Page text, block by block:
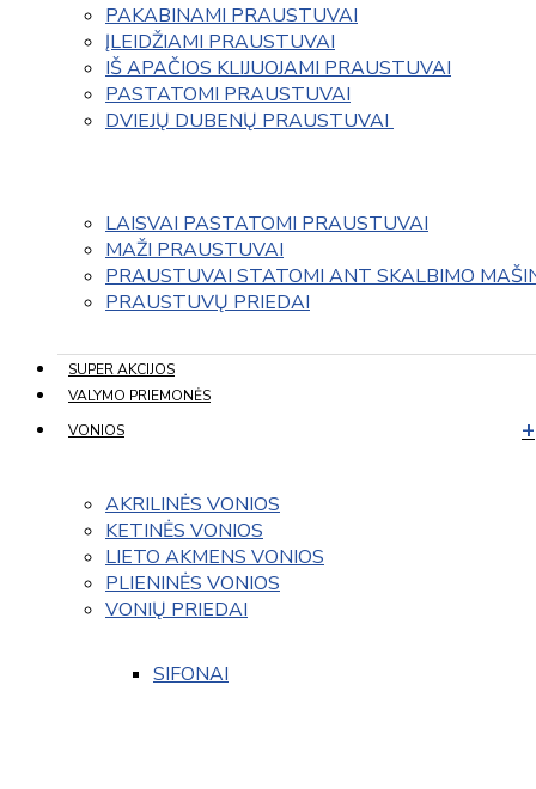
PAKABINAMI PRAUSTUVAI
ĮLEIDŽIAMI PRAUSTUVAI
IŠ APAČIOS KLIJUOJAMI PRAUSTUVAI
PASTATOMI PRAUSTUVAI
DVIEJŲ DUBENŲ PRAUSTUVAI
LAISVAI PASTATOMI PRAUSTUVAI
MAŽI PRAUSTUVAI
PRAUSTUVAI STATOMI ANT SKALBIMO
PRAUSTUVŲ PRIEDAI
SUPER AKCIJOS
VALYMO PRIEMONĖS
VONIOS
AKRILINĖS VONIOS
KETINĖS VONIOS
LIETO AKMENS VONIOS
PLIENINĖS VONIOS
VONIŲ PRIEDAI
SIFONAI